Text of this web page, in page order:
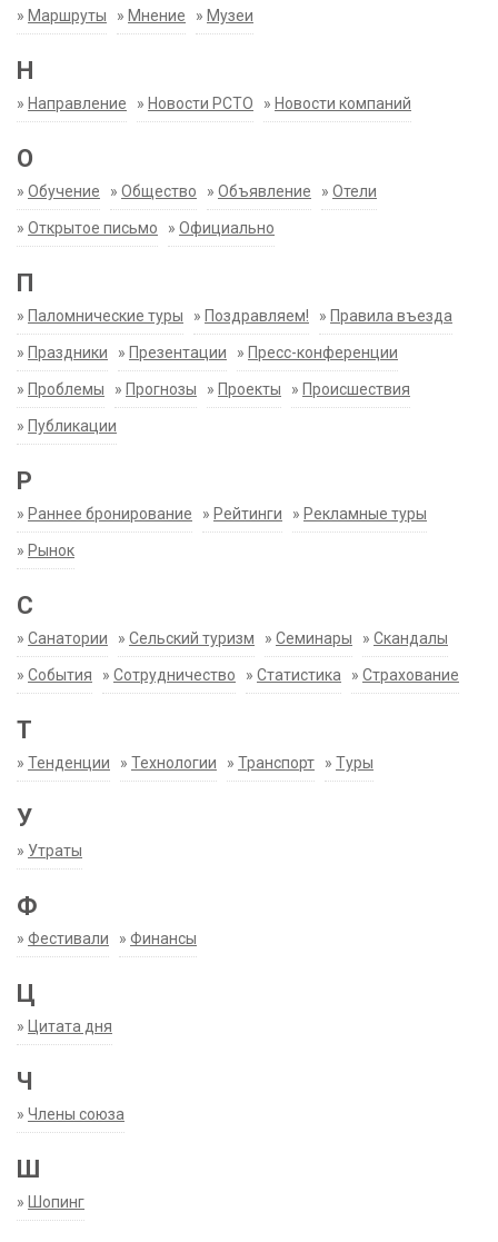
» Маршруты » Мнение » Музеи
Н
» Направление » Новости РСТО » Новости компаний
О
» Обучение » Общество » Объявление » Отели
» Открытое письмо » Официально
П
» Паломнические туры » Поздравляем! » Правила въезда
» Праздники » Презентации » Пресс-конференции
» Проблемы » Прогнозы » Проекты » Происшествия
» Публикации
Р
» Раннее бронирование » Рейтинги » Рекламные туры
» Рынок
С
» Санатории » Сельский туризм » Семинары » Скандалы
» События » Сотрудничество » Статистика » Страхование
Т
» Тенденции » Технологии » Транспорт » Туры
У
» Утраты
Ф
» Фестивали » Финансы
Ц
» Цитата дня
Ч
» Члены союза
Ш
» Шопинг